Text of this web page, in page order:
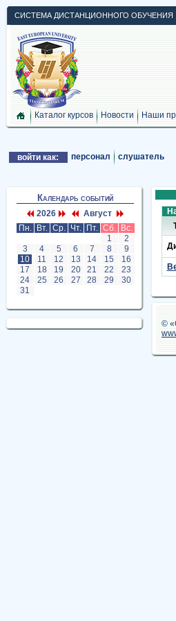
СИСТЕМА ДИСТАНЦИОННОГО ОБУЧЕНИЯ
Каталог курсов Новости Наши
войти как: персонал слушатель
Календарь событий
2026
Август
Пн.
Вт. Ср. Чт. Пт. Сб.
Вс.
1
2
3
4 5 6 7 8
9
10
11 12 13 14 15
16
17
18 19 20 21 22
23
24
25 26 27 28 29
30
31
©